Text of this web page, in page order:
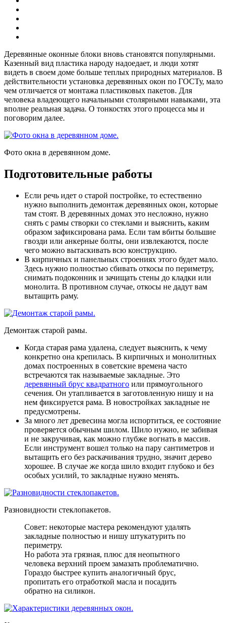
Деревянные оконные блоки вновь становятся популярными.
Казенный вид пластика народу надоедает, и люди хотят
видеть в своем доме больше теплых природных материалов. В
действительности установка деревянных окон по ГОСТу, мало
чем отличается от монтажа пластиковых пакетов. Для
человека владеющего начальными столярными навыками, эта
вполне реальная задача. О тонкостях этого процесса мы и
поговорим далее.
Фото окна в деревянном доме.
Подготовительные работы
Если речь идет о старой постройке, то естественно
нужно выполнить демонтаж деревянных окон, которые
там стоят. В деревянных домах это несложно, нужно
снять с рамы створки со стеклами и выяснить, каким
образом зафиксирована рама. Если там вбиты большие
гвозди или анкерные болты, они извлекаются, после
чего можно вытаскивать всю конструкцию.
В кирпичных и панельных строениях этого будет мало.
Здесь нужно полностью сбивать откосы по периметру,
снимать подоконник и зачищать стены до кладки или
монолита. В противном случае, откосы не дадут вам
вытащить раму.
Демонтаж старой рамы.
Когда старая рама удалена, следует выяснить, к чему
конкретно она крепилась. В кирпичных и монолитных
домах построенных в советские времена часто
встречаются так называемые закладные. Это
деревянный брус квадратного или прямоугольного
сечения. Он утапливается в заготовленную нишу и на
нем фиксируется рама. В новостройках закладные не
предусмотрены.
За много лет древесина могла испортиться, ее состояние
проверяется обычным шилом. Шило нужно, не забивая
и не закручивая, как можно глубже вогнать в массив.
Если инструмент вошел только на пару сантиметров и
вытащить его без раскачивания трудно, значит дерево
хорошее. В случае же когда шило входит глубоко и без
особых усилий, то закладные нужно менять.
Разновидности стеклопакетов.
Совет: некоторые мастера рекомендуют удалять
закладные полностью и нишу штукатурить по
периметру.
Но работа эта грязная, плюс для неопытного
человека верхний проем замазать проблематично.
Гораздо быстрее купить аналогичный брус,
пропитать его отработкой масла и посадить
обратно на силикон.